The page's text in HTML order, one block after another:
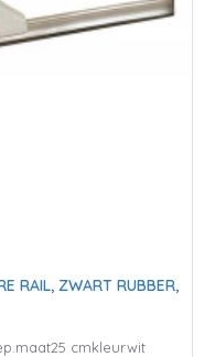
RAIL, ZWART RUBBER,
cmkleurwit